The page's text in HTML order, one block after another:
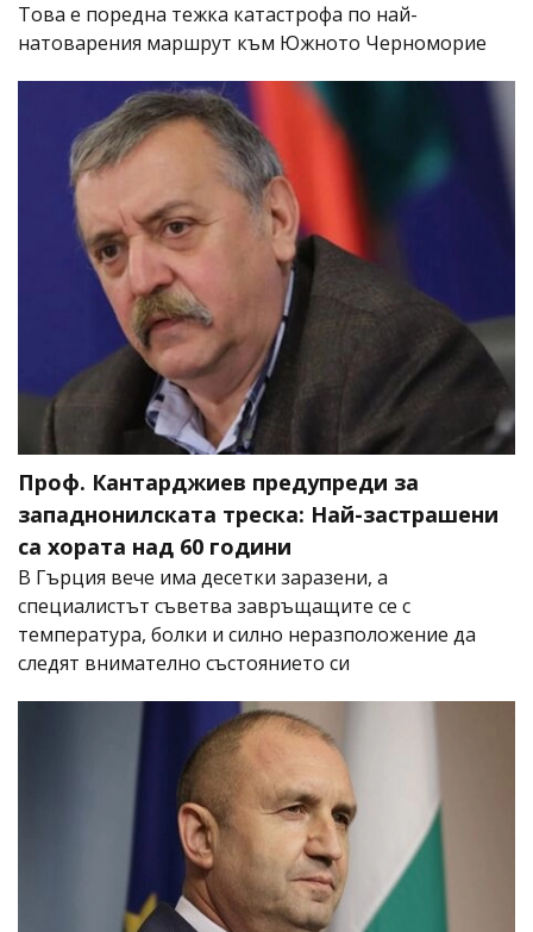
Това е поредна тежка катастрофа по най-
натоварения маршрут към Южното Черноморие
Проф. Кантарджиев предупреди за
западнонилската треска: Най-застрашени
са хората над 60 години
В Гърция вече има десетки заразени, а
специалистът съветва завръщащите се с
температура, болки и силно неразположение да
следят внимателно състоянието си